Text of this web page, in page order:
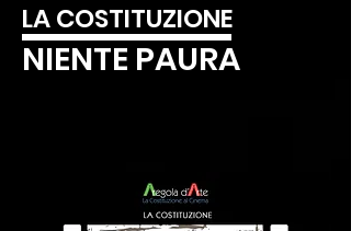
LA COSTITUZIONE
NIENTE PAURA